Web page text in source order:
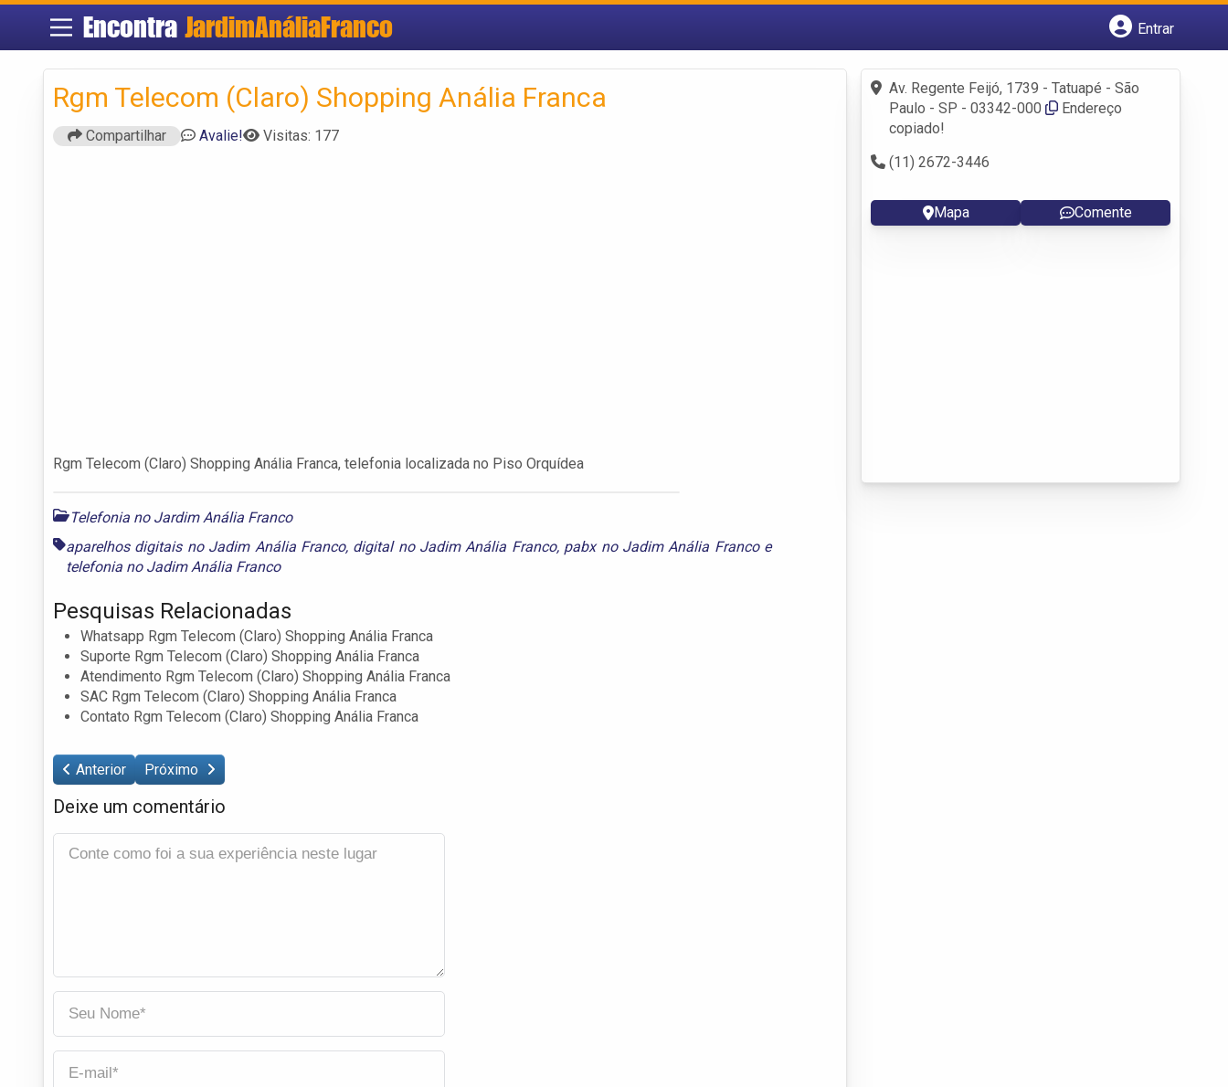
Encontra JardimAnáliaFranco
Entrar
Fazer login
Criar conta
Rgm Telecom (Claro) Shopping Anália Franca
Compartilhar Avalie! Visitas: 177
Rgm Telecom (Claro) Shopping Anália Franca, telefonia localizada no Piso Orquídea
Telefonia no Jardim Anália Franco
aparelhos digitais no Jadim Anália Franco, digital no Jadim Anália Franco, pabx no Jadim Anália Francoe
telefonia no Jadim Anália Franco
Pesquisas Relacionadas
Whatsapp Rgm Telecom (Claro) Shopping Anália Franca
Suporte Rgm Telecom (Claro) Shopping Anália Franca
Atendimento Rgm Telecom (Claro) Shopping Anália Franca
SAC Rgm Telecom (Claro) Shopping Anália Franca
Contato Rgm Telecom (Claro) Shopping Anália Franca
Anterior Próximo
Deixe um comentário
Av. Regente Feijó, 1739 - Tatuapé - São
Paulo - SP - 03342-000
Endereço
copiado!
(11) 2672-3446
Mapa Comente